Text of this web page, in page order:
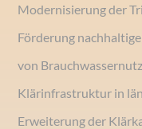
Modernisierung der
Förderung
von
Klärinfrastruktur in
Erweiterung der